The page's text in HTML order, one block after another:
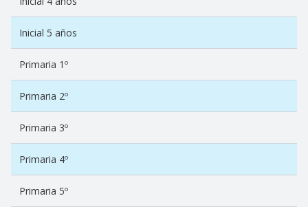
Inicial 5 años
Primaria 1º
Primaria 2º
Primaria 3º
Primaria 4º
Primaria 5º